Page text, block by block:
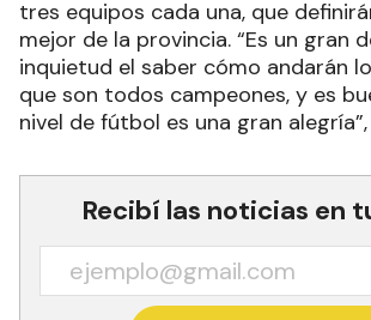
tres equipos cada una, que
mejor de la provincia. “Es un gran
inquietud el saber cómo andarán
que son todos campeones, y es
nivel de fútbol es una gran
Recibí las noticias en